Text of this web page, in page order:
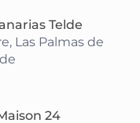
Telde
, Las Palmas de
24